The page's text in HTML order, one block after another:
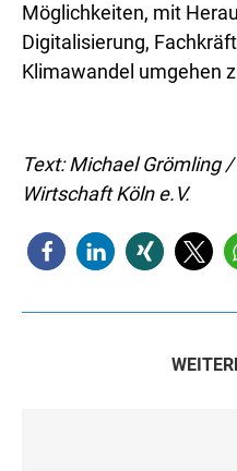
Möglichkeiten, mit
Digitalisierung,
Klimawandel umgehen
Text: Michael Grömling
Wirtschaft Köln e.V.